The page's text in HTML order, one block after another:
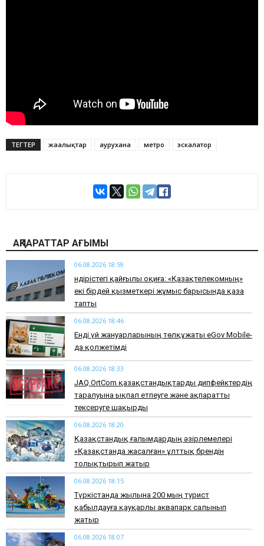
ТЕГТЕР жаңалықтар аурухана метро эскалатор
АҚПАРАТТАР АҒЫМЫ
06.08.2026 18:59
Өндірістегі қайғылы оқиға: «Қазақтелекомның»
екі бірдей қызметкері жұмыс барысында қаза
тапты
06.08.2026 18:46
Енді үй жануарларының төлқұжаты eGov Mobile-
да қолжетімді
06.08.2026 18:33
JAQ.OrtCom қазақстандықтарды дипфейктердің
таралуына ықпал етпеуге және ақпаратты
тексеруге шақырды
06.08.2026 18:20
Қазақстандық ғалымдардың әзірлемелері
«Қазақстанда жасалған» ұлттық брендін
толықтырып жатыр
06.08.2026 18:15
Түркістанда жылына 200 мың турист
қабылдауға қауқарлы аквапарк салынып
жатыр
06.08.2026 18:07